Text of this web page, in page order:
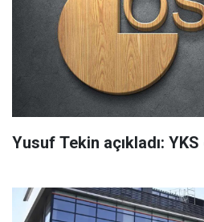
Yusuf Tekin açıkladı: